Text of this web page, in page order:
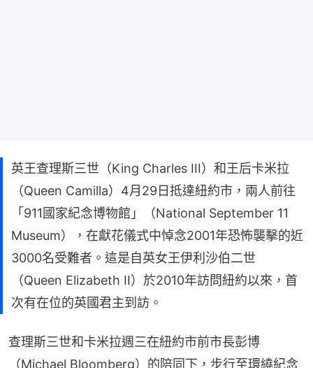
英王查理斯三世（King Charles III）和王后卡米拉
（Queen Camilla）4月29日抵達紐約市，兩人前往
「911國家紀念博物館」（National September 11
Museum），在獻花儀式中悼念2001年恐怖襲擊的近
3000名受難者。這是自英女王伊利沙伯二世
（Queen Elizabeth II）於2010年訪問紐約以來，首
次有在位的英國君主到訪。
查理斯三世和卡米拉週三在紐約市前市長彭博
（Michael Bloomberg）的陪同下，步行至環繞紀念